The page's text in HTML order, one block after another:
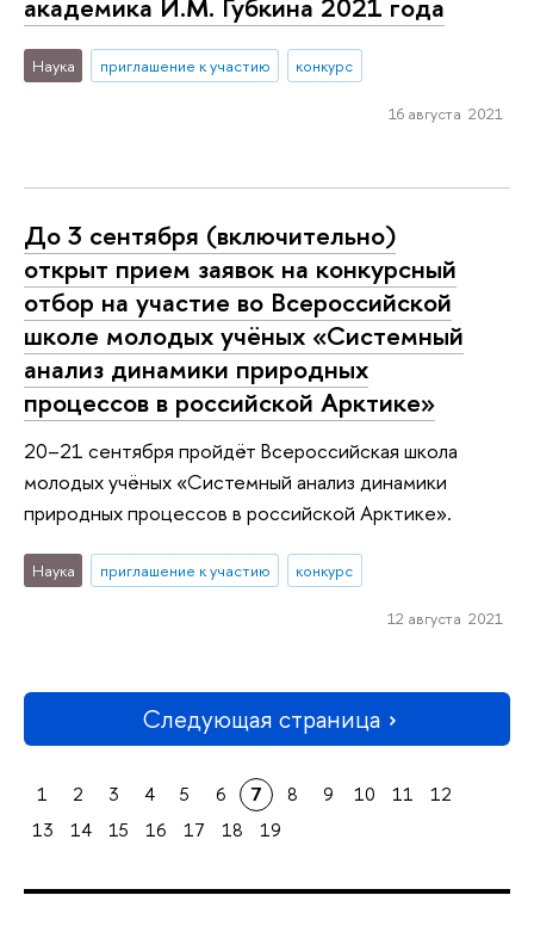
Наука приглашение к участию конкурс
16 августа 2021
До 3 сентября (включительно)
открыт прием заявок на конкурсный
отбор на участие во Всероссийской
школе молодых учёных «Системный
анализ динамики природных
процессов в российской Арктике»
20–21 сентября пройдёт Всероссийская школа
молодых учёных «Системный анализ динамики
природных процессов в российской Арктике».
Наука приглашение к участию конкурс
12 августа 2021
Следующая страница
1 2 3 4 5 6 7 8 9 10 11
12
13
14 15 16 17 18 19